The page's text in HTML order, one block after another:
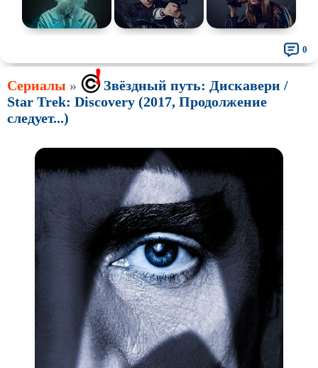
0
Сериалы »
Звёздный путь: Дискавери /
Star Trek: Discovery (2017, Продолжение
следует...)